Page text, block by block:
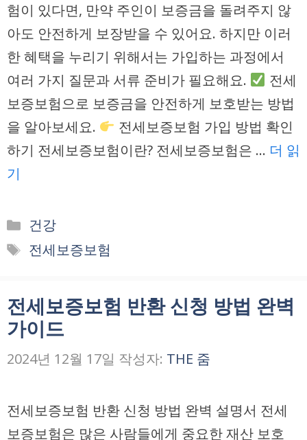
험이 있다면, 만약 주인이 보증금을 돌려주지 않
아도 안전하게 보장받을 수 있어요. 하지만 이러
한 혜택을 누리기 위해서는 가입하는 과정에서
여러 가지 질문과 서류 준비가 필요해요.
전세
보증보험으로 보증금을 안전하게 보호받는 방법
을 알아보세요.
전세보증보험 가입 방법 확인
하기 전세보증보험이란? 전세보증보험은 … 더 읽
기
카
테
건강
태
전세보증보험
전세보증보험 반환 신청 방법 완벽
가이드
2024년 12월 17일 작성자: THE 줌
전세보증보험 반환 신청 방법 완벽 설명서 전세
보증보험은 많은 사람들에게 중요한 재산 보호